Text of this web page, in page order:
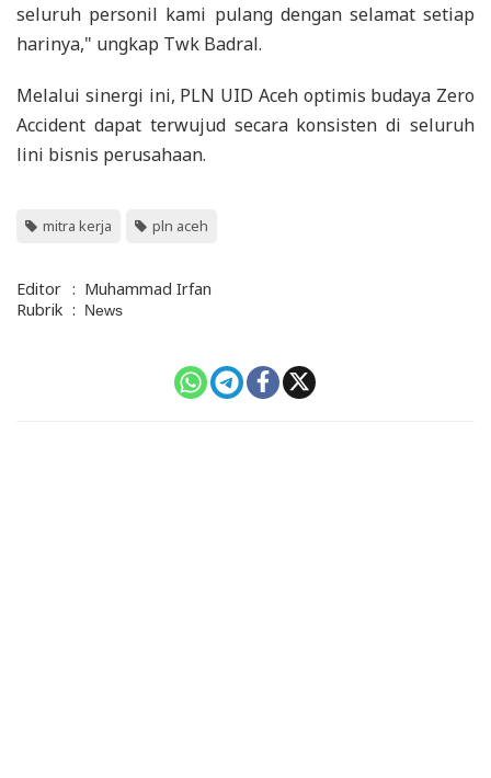
seluruh personil kami pulang dengan selamat setiap
harinya," ungkap Twk Badral.
Melalui sinergi ini, PLN UID Aceh optimis budaya Zero
Accident dapat terwujud secara konsisten di seluruh
lini bisnis perusahaan.
mitra kerja pln aceh
Editor : Muhammad Irfan
Rubrik : News